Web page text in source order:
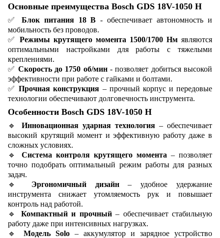
Основные преимущества Bosch GDS 18V-1050 H
✅ Блок питания 18 В - обеспечивает автономность и
мобильность без проводов.
✅ Режимы крутящего момента 1500/1700 Нм являются
оптимальными настройками для работы с тяжелыми
креплениями.
✅ Скорость до 1750 об/мин- позволяет добиться высокой
эффективности при работе с гайками и болтами.
✅Прочная конструкция – прочный корпус и передовые
технологии обеспечивают долговечность инструмента.
Особенности Bosch GDS 18V-1050 H
🔹 Инновационная ударная технология – обеспечивает
высокий крутящий момент и эффективную работу даже в
сложных условиях.
🔹 Система контроля крутящего момента – позволяет
точно подобрать оптимальный режим работы для разных
задач.
🔹 Эргономичный дизайн– удобное удержание
инструмента снижает утомляемость рук и повышает
контроль над работой.
🔹 Компактный и прочный– обеспечивает стабильную
работу даже при интенсивных нагрузках.
🔹 Модель Solo – аккумулятор и зарядное устройство